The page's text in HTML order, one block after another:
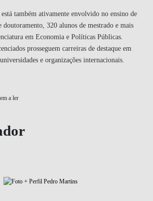
também ativamente envolvido no ensino de
doutoramento, 320 alunos de mestrado e mais
em Economia e Políticas Públicas.
prosseguem carreiras de destaque em
e organizações internacionais.